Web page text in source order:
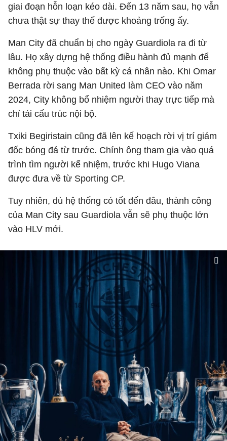
giai đoạn hỗn loạn kéo dài. Đến 13 năm sau, họ vẫn
chưa thật sự thay thế được khoảng trống ấy.
Man City đã chuẩn bị cho ngày Guardiola ra đi từ
lâu. Họ xây dựng hệ thống điều hành đủ mạnh để
không phụ thuộc vào bất kỳ cá nhân nào. Khi Omar
Berrada rời sang Man United làm CEO vào năm
2024, City không bổ nhiệm người thay trực tiếp mà
chỉ tái cấu trúc nội bộ.
Txiki Begiristain cũng đã lên kế hoạch rời vị trí giám
đốc bóng đá từ trước. Chính ông tham gia vào quá
trình tìm người kế nhiệm, trước khi Hugo Viana
được đưa về từ Sporting CP.
Tuy nhiên, dù hệ thống có tốt đến đâu, thành công
của Man City sau Guardiola vẫn sẽ phụ thuộc lớn
vào HLV mới.